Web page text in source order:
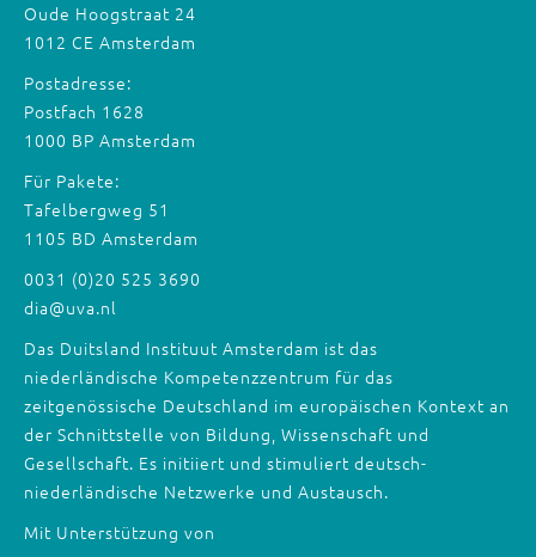
Oude Hoogstraat 24
1012 CE Amsterdam
Postadresse:
Postfach 1628
1000 BP Amsterdam
Für Pakete:
Tafelbergweg 51
1105 BD Amsterdam
0031 (0)20 525 3690
dia@uva.nl
Das Duitsland Instituut Amsterdam ist das
niederländische Kompetenzzentrum für das
zeitgenössische Deutschland im europäischen Kontext an
der Schnittstelle von Bildung, Wissenschaft und
Gesellschaft. Es initiiert und stimuliert deutsch-
niederländische Netzwerke und Austausch.
Mit Unterstützung von